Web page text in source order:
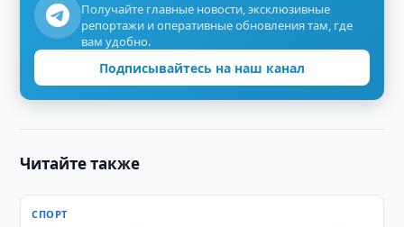
Получайте главные новости, эксклюзивные
репортажи и оперативные обновления там, где
вам удобно.
Подписывайтесь на наш канал
Читайте также
СПОРТ